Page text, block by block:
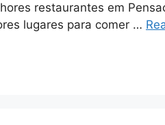
restaurantes em
lugares para comer …